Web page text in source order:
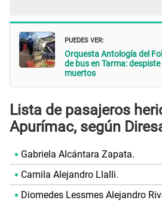
PUEDES VER:
Orquesta Antología del
de bus en Tarma:
muertos
Lista de pasajeros
Apurímac, según
Gabriela Alcántara Zapata.
Camila Alejandro Llalli.
Diomedes Lessmes Alejandro